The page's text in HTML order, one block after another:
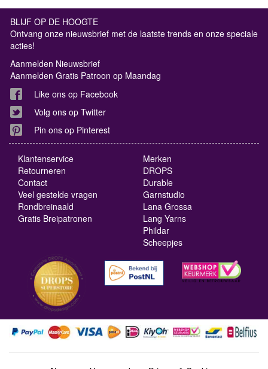
BLIJF OP DE HOOGTE
Ontvang onze nieuwsbrief met de laatste trends en onze speciale
acties!
Aanmelden Nieuwsbrief
Aanmelden Gratis Patroon op Maandag
Like ons op Facebook
Volg ons op Twitter
Pin ons op Pinterest
Klantenservice
Retourneren
Contact
Veel gestelde vragen
Rondbreinaald
Gratis Breipatronen
Merken
DROPS
Durable
Garnstudio
Lana Grossa
Lang Yarns
Phildar
Scheepjes